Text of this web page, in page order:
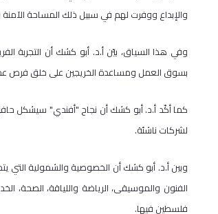
والإبداع ووفرت لهم في سبيل ذلك المساحة الآمنة
وفي هذا السياق، بيّن أ.د. أبو كشك أن التجربة
بسوق العمل ومساعدة الخريجين على خلق فرص
كما أكّد أ.د. أبو كشك أن نجاح "أفندي" سيشكل
لشركات ناشئة.
وبين أ.د. أبو كشك أن الخصوصية والشمولية التي
الفنون والموسيقى، الرياضة واللياقة،
فلسطين فيها.